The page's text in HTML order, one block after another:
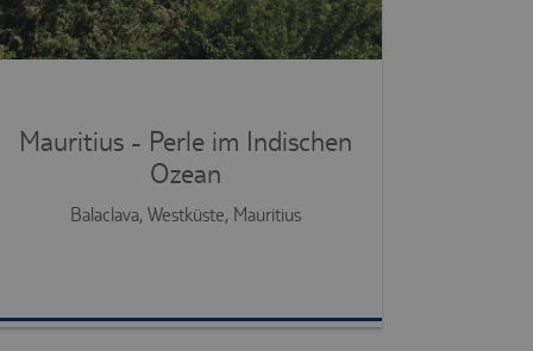
Mauritius - Perle im Indischen
Ozean
Balaclava, Westküste, Mauritius